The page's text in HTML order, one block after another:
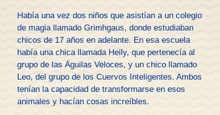
Había una vez dos niños que asistían a un colegio
de magia llamado Grimhgaus, donde estudiaban
chicos de 17 años en adelante. En esa escuela
había una chica llamada Heily, que pertenecía al
grupo de las Águilas Veloces, y un chico llamado
Leo, del grupo de los Cuervos Inteligentes. Ambos
tenían la capacidad de transformarse en esos
animales y hacían cosas increíbles.